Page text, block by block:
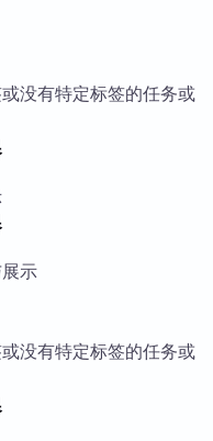
没有特定标签的任务或
示
没有特定标签的任务或